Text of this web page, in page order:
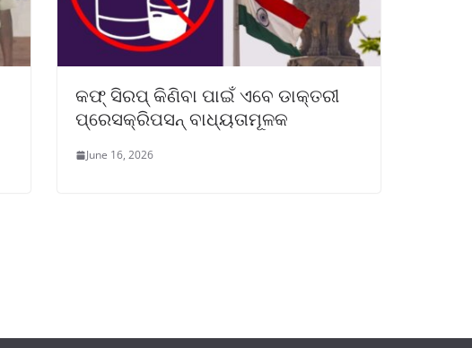
କଫ୍ ସିରପ୍ କିଣିବା ପାଇଁ ଏବେ ଡାକ୍ତରୀ
ପ୍ରେସକ୍ରିପସନ୍ ବାଧ୍ୟତାମୂଳକ
June 16, 2026